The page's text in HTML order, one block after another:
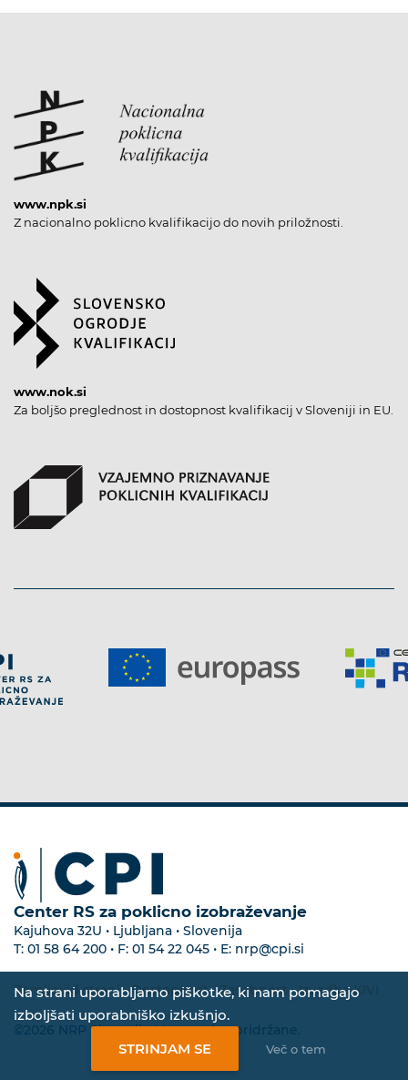
Na strani uporabljamo piškotke, ki nam pomagajo
izboljšati uporabniško izkušnjo.
STRINJAM SE
Več o tem
www.npk.si
Z nacionalno poklicno kvalifikacijo do novih priložnosti.
www.nok.si
Za boljšo preglednost in dostopnost kvalifikacij v Sloveniji in EU.
Center RS za poklicno izobraževanje
Kajuhova 32U • Ljubljana • Slovenija
T: 01 58 64 200 • F: 01 54 22 045 • E: nrp@cpi.si
Zemljevid strani•Dostopnost•Zasebnost •Izvedba KIVI
©2026 NRP Slovenija. Vse pravice pridržane.